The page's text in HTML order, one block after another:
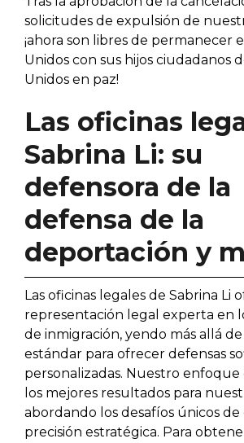
solicitudes de expulsión de
¡ahora son libres de permanecer
Unidos con sus hijos ciudadanos
Unidos en paz!
Las oficinas
Sabrina Li: su
defensora de la
defensa de la
deportación y
Las oficinas legales de Sabrina Li
representación legal experta en
de inmigración, yendo más allá
estándar para ofrecer defensas
personalizadas. Nuestro enfoque
los mejores resultados para
abordando los desafíos únicos de
precisión estratégica. Para